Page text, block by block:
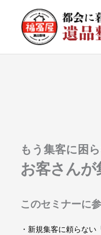
もう集客に困
お客さん
このセミナーに
・新規集客に頼らない